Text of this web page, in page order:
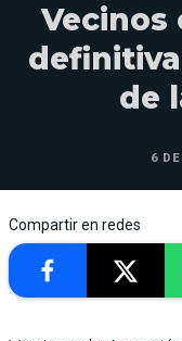
Vecinos
de
6
Compartir en redes